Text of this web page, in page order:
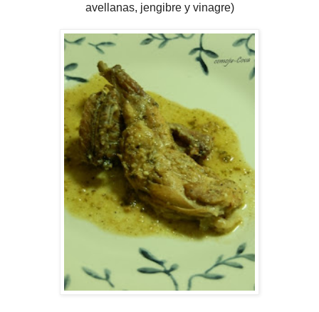
avellanas, jengibre y vinagre)